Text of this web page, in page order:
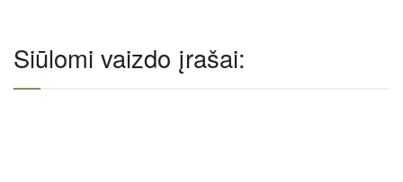
Siūlomi vaizdo įrašai: